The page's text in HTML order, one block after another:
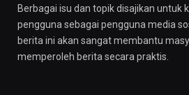
Berbagai isu dan topik disajikan untuk
pengguna sebagai pengguna media
berita ini akan sangat membantu
memperoleh berita secara praktis.